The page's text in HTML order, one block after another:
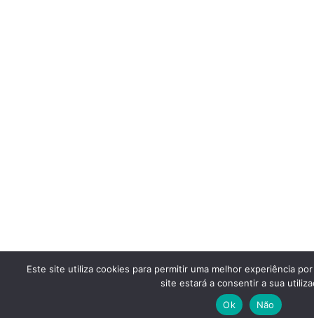
Este site utiliza cookies para permitir uma melhor experiência
site estará a consentir a sua
Ok
Não